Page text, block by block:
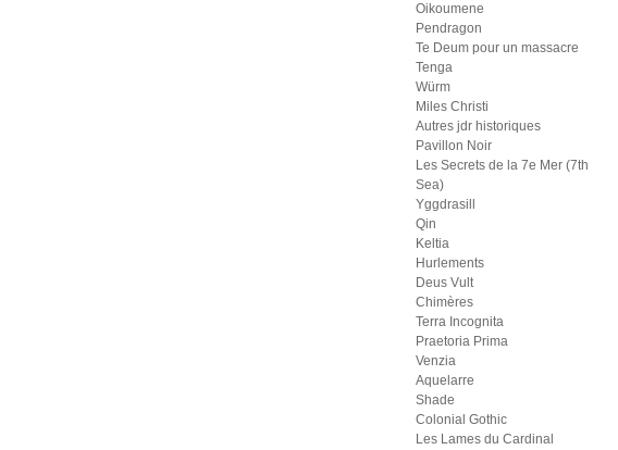
Oikoumene
Pendragon
Te Deum pour un massacre
Tenga
Würm
Miles Christi
Autres jdr historiques
Pavillon Noir
Les Secrets de la 7e Mer (7th
Sea)
Yggdrasill
Qin
Keltia
Hurlements
Deus Vult
Chimères
Terra Incognita
Praetoria Prima
Venzia
Aquelarre
Shade
Colonial Gothic
Les Lames du Cardinal